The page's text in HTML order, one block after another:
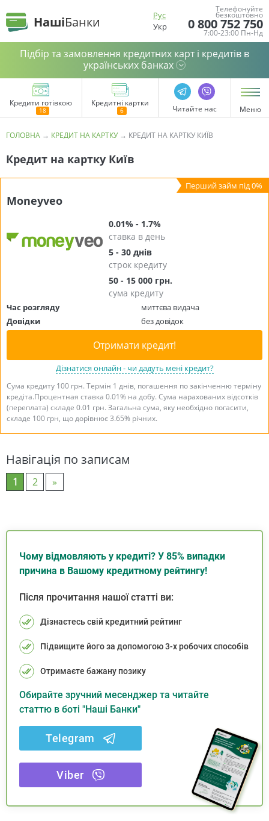
НашіБанки
Рус
Укр
Телефонуйте
безкоштовно
0 800 752 750
7:00-23:00 Пн-Нд
Підбір та замовлення кредитних карт і кредитів в
українських банках
Кредити готівкою Кредитні картки
Читайте нас Меню
ГОЛОВНА → КРЕДИТ НА КАРТКУ→ КРЕДИТ НА КАРТКУ КИЇВ
Кредит на картку Київ
Moneyveo
0.01% - 1.7%
ставка в день
5 - 30 днів
строк кредиту
50 - 15 000 грн.
сума кредиту
Час розгляду
миттєва видача
Довідки
без довідок
Отримати кредит!
Дізнатися онлайн - чи дадуть мені кредит?
Сума кредиту 100 грн. Термін 1 днів, погашення по закінченню терміну
кредіта.Процентная ставка 0.01% на добу. Сума нарахованих відсотків
(переплата) складе 0.01 грн. Загальна сума, яку необхідно погасити,
складе 100 грн, що дорівнює 3.65% річних.
Навігація по записам
1 2 »
Чому відмовляють у кредиті? У 85% випадки
причина в Вашому кредитному рейтингу!
Після прочитання нашої статті ви:
Дізнаєтесь свій кредитний рейтинг
Підвищите його за допомогою 3-х робочих способів
Отримаєте бажану позику
Обирайте зручний месенджер та читайте
статтю в боті "Наші Банки"
Telegram
Viber